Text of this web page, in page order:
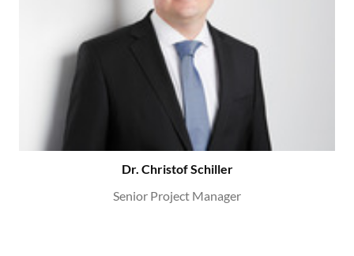
Dr. Christof Schiller
Senior Project Manager